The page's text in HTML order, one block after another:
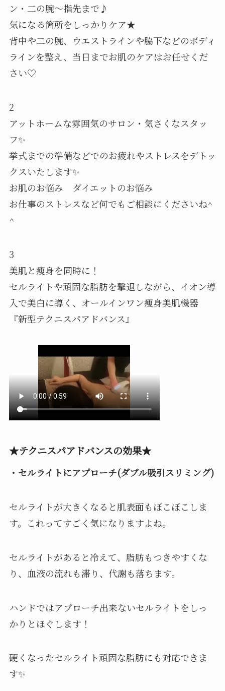
ン・二の腕〜指先まで♪
気になる箇所をしっかりケア★
背中や二の腕、ウエストラインや脇下などのボディ
ラインを整え、当日までお肌のケアはお任せくだ
さい♡
2
アットホームな雰囲気のサロン・気さくなスタッ
フ✨
挙式までの準備などでのお疲れやストレスをデトッ
クスいたします✨
お肌のお悩み ダイエットのお悩み
お仕事のストレスなど何でもご相談にくださいね^
^
3
美肌と痩身を同時に！
セルライトや頑固な脂肪を撃退しながら、イオン導
入で美白に導く、 オールインワン痩身美肌機器
『新型テクニスパアドバンス』
★テクニスパアドバンスの効果★
・セルライトにアプローチ(ダブル吸引スリミング)
セルライトが大きくなると肌表面もぼこぼこしま
す。これってすごく気になりますよね。
セルライトがあると冷えて、脂肪もつきやすくな
り、血液の流れも滞り、代謝も落ちます。
ハンドではアプローチ出来ないセルライトをしっ
かりとほぐします！
硬くなったセルライト頑固な脂肪にも対応できま
す✨